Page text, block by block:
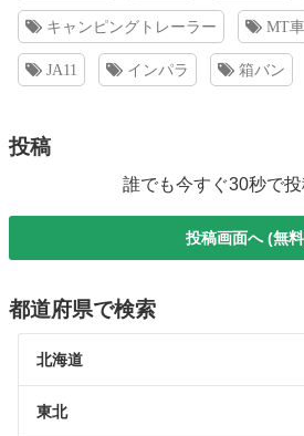
キャンピングトレーラー MT車
JA11 インパラ 箱バン
投稿
誰でも今すぐ30秒で
投稿画面へ (無
都道府県で検索
北海道
東北